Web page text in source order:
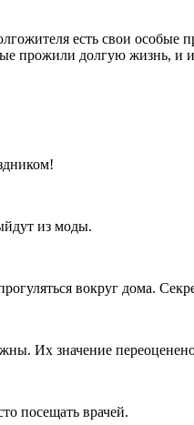
есть свои особые
прожили долгую жизнь,
из моды.
вокруг дома.
Их значение
посещать врачей.